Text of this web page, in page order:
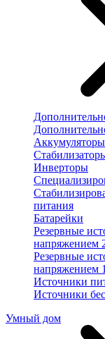
Инверторы
питания
Батарейки
Резервные
напряжением
Резервные
напряжением
Источники
Источники
Умный дом